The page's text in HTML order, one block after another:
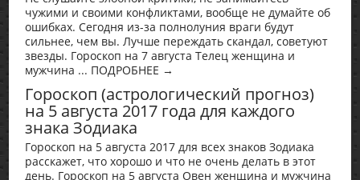
чужими и своими конфликтами, вообще не думайте об
ошибках. Сегодня из-за полнолуния враги будут
сильнее, чем вы. Лучше переждать скандал, советуют
звезды. Гороскоп на 7 августа Телец женщина и
мужчина ... ПОДРОБНЕЕ →
Гороскоп (астрологический прогноз)
на 5 августа 2017 года для каждого
знака Зодиака
Гороскоп на 5 августа 2017 для всех знаков Зодиака
расскажет, что хорошо и что не очень делать в этот
день. Гороскоп на 5 августа Овен женщина и мужчина